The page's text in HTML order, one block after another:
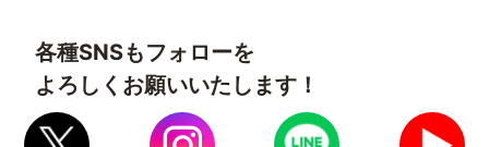
各種SNSもフォローを
よろしくお願いいたします！